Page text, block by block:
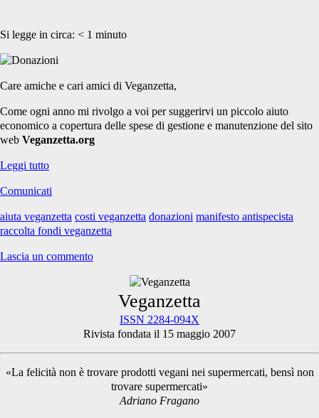
fondi
veganzetta</span>
Si legge in circa: < 1 minuto
Care amiche e cari amici di Veganzetta,
Come ogni anno mi rivolgo a voi per suggerirvi un piccolo aiuto
economico a copertura delle spese di gestione e manutenzione del sito
web Veganzetta.org
Leggi tuttoUn
aiuto
Veganzetta
Comunicati
aiuta veganzetta costi veganzetta donazioni manifesto antispecista
raccolta fondi veganzetta
Lascia un commento
Sidebar
Veganzetta
ISSN 2284-094X
Rivista fondata il 15 maggio 2007
«La felicità non è trovare prodotti vegani nei supermercati, bensì non
trovare supermercati»
Adriano Fragano